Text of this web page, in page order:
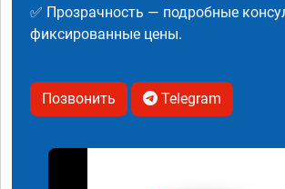
✅ Прозрачность — подробные
фиксированные цены.
Позвонить Telegram